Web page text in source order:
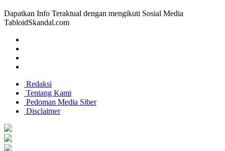
Dapatkan Info Teraktual dengan mengikuti Sosial Media
TabloidSkandal.com
Redaksi
Tentang Kami
Pedoman Media Siber
Disclaimer